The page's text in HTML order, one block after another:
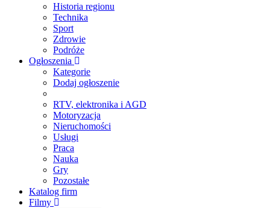
Historia regionu
Technika
Sport
Zdrowie
Podróże
Ogłoszenia
Kategorie
Dodaj ogłoszenie
RTV, elektronika i AGD
Motoryzacja
Nieruchomości
Usługi
Praca
Nauka
Gry
Pozostałe
Katalog firm
Filmy